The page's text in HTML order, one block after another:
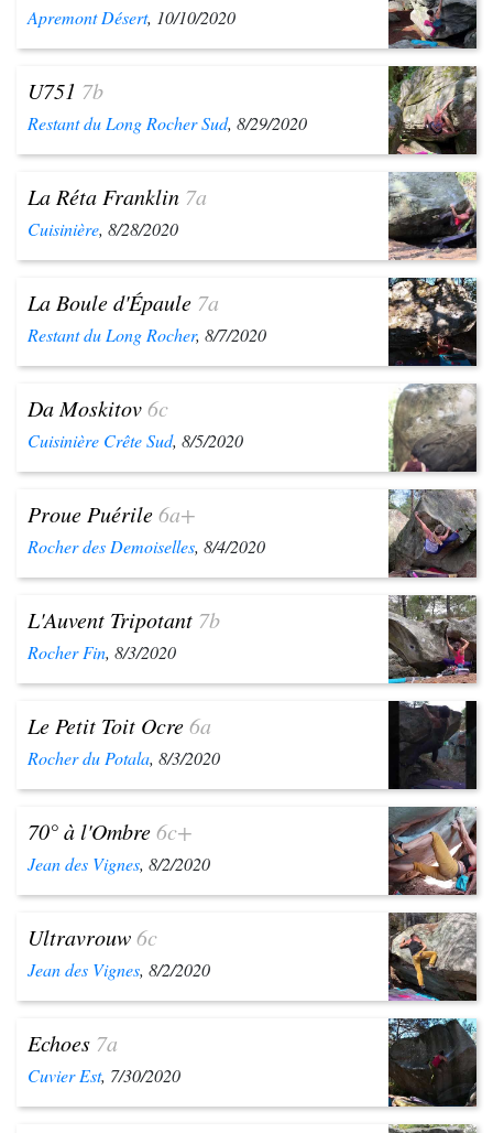
Apremont Désert, 10/10/2020
U751 7b
Restant du Long Rocher Sud, 8/29/2020
La Réta Franklin 7a
Cuisinière, 8/28/2020
La Boule d'Épaule 7a
Restant du Long Rocher, 8/7/2020
Da Moskitov6c
Cuisinière Crête Sud, 8/5/2020
Proue Puérile6a+
Rocher des Demoiselles, 8/4/2020
L'Auvent Tripotant 7b
Rocher Fin, 8/3/2020
Le Petit Toit Ocre6a
Rocher du Potala, 8/3/2020
70° à l'Ombre6c+
Jean des Vignes, 8/2/2020
Ultravrouw6c
Jean des Vignes, 8/2/2020
Echoes 7a
Cuvier Est, 7/30/2020